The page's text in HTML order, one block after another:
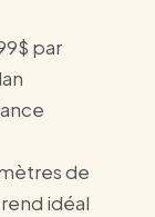
par
de
idéal